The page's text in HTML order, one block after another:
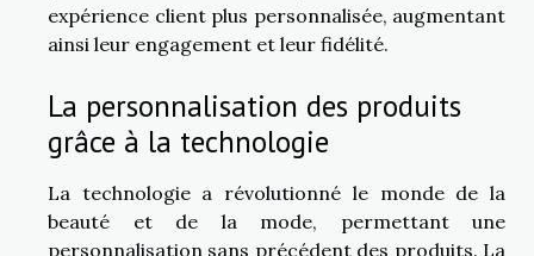
expérience client plus personnalisée, augmentant
ainsi leur engagement et leur fidélité.
La personnalisation des produits
grâce à la technologie
La technologie a révolutionné le monde de la
beauté et de la mode, permettant une
personnalisation sans précédent des produits. La